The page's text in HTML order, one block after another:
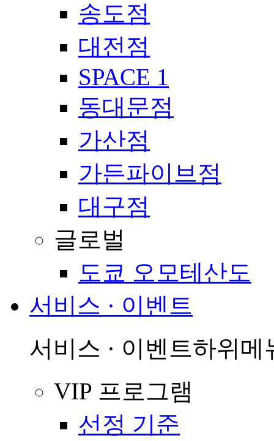
송도점
대전점
SPACE 1
동대문점
가산점
가든파이브점
대구점
글로벌
도쿄 오모테산도
서비스 · 이벤트
서비스 · 이벤트하위메
VIP 프로그램
선정 기준